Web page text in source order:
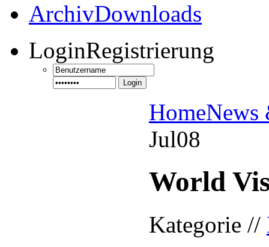
ArchivDownloads
LoginRegistrierung
Login
HomeNews
Jul08
World
Kategorie //